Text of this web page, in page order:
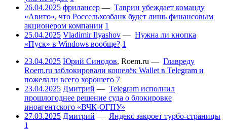
26.04.2025 фрилансер — Таврин убеждает команду
«Авито», что Россельхозбанк будет лишь финансовым
акционером компании 1
25.04.2025 Vladimir Ilyashov — Нужна ли кнопка
«Пуск» в Windows вообще? 1
23.04.2025 Юрий Синодов, Roem.ru — Главреду
Roem.ru заблокировали кошелёк Wallet в Telegram и
пожелали всего хорошего 7
23.04.2025 Дмитрий — Telegram исполнил
прошлогоднее решение суда о блокировке
иноагентского «ВЧК-ОГПУ»
27.03.2025 Дмитрий — Яндекс закроет турбо-страницы
1